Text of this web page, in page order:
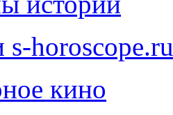
s-horoscope.ru
кино